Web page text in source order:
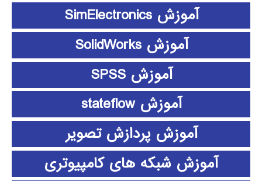
آموزش SimElectronics
آموزش SolidWorks
آموزش SPSS
آموزش stateflow
آموزش پردازش تصویر
آموزش شبکه های کامپیوتری